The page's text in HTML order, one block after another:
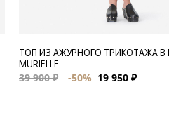
ТОП ИЗ АЖУРНОГО ТРИКОТАЖА В
MURIELLE
39 900 ₽
-50% 19 950 ₽